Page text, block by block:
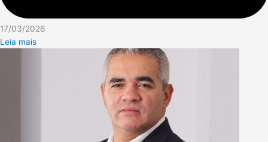
17/03/2026
Leia mais